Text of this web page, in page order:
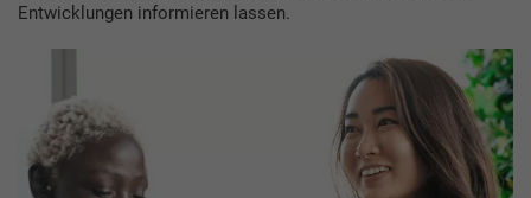
Entwicklungen informieren lassen.